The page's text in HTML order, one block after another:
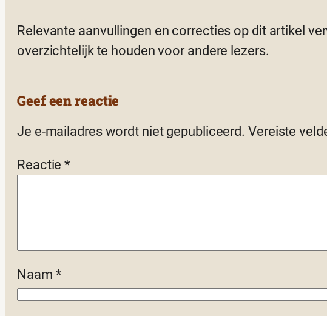
Relevante aanvullingen en correcties op dit artikel
overzichtelijk te houden voor andere lezers.
Geef een reactie
Je e-mailadres wordt niet gepubliceerd. Vereiste
Reactie*
Naam *